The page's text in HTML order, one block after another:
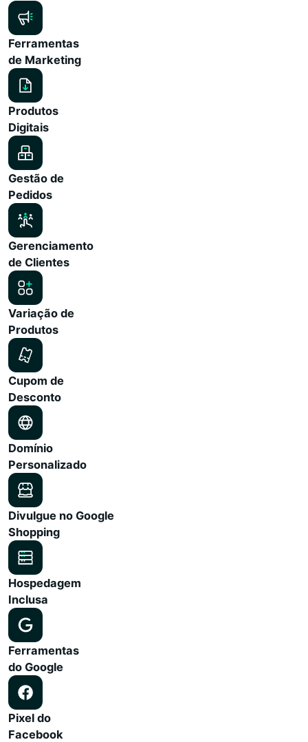
Ferramentas
de Marketing
Produtos
Digitais
Gestão de
Pedidos
Gerenciamento
de Clientes
Variação de
Produtos
Cupom de
Desconto
Domínio
Personalizado
Divulgue no Google
Shopping
Hospedagem
Inclusa
Ferramentas
do Google
Pixel do
Facebook